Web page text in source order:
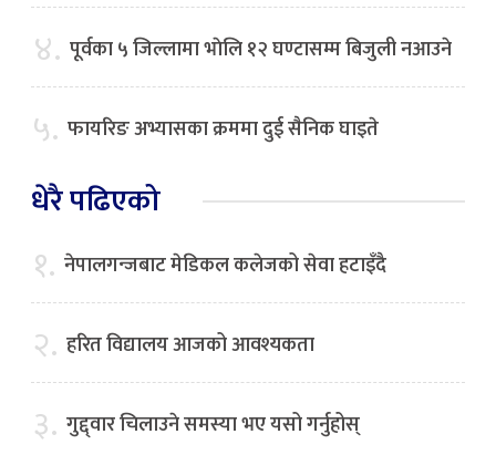
४. पूर्वका ५ जिल्लामा भाेलि १२ घण्टासम्म बिजुली नआउने
५. फायरिङ अभ्यासका क्रममा दुई सैनिक घाइते
धेरै पढिएको
१. नेपालगन्जबाट मेडिकल कलेजको सेवा हटाइँदै
२. हरित विद्यालय आजको आवश्यकता
३. गुद्द्वार चिलाउने समस्या भए यसो गर्नुहोस्